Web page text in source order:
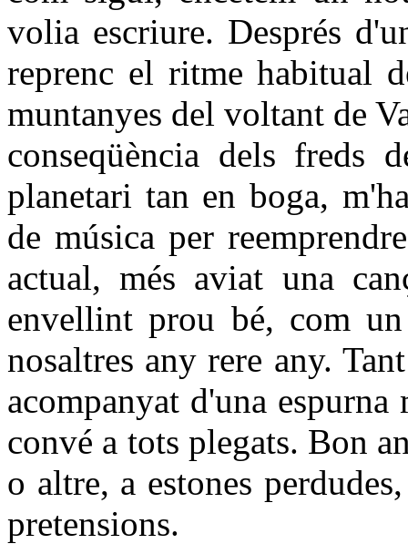
volia escriure. Després
reprenc el ritme habitual
muntanyes del voltant de
conseqüència dels freds
planetari tan en boga,
de música per
actual, més aviat una
envellint prou bé, com
nosaltres any rere any.
acompanyat d'una espurna
convé a tots plegats. Bon
o altre, a estones
pretensions.